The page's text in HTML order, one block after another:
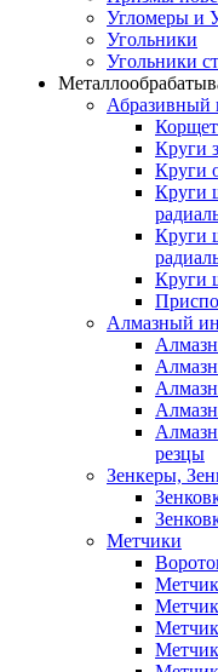
Угломеры и
Угольники
Угольники
Абразивный
Круги
Круги
Круги
Круги
Круги
Алмазный
резцы
Зенкеры,
Метчики